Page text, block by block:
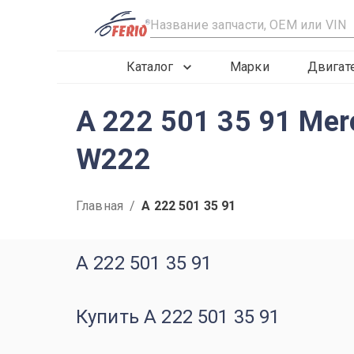
R
Каталог Марки
A 222 501 35 91
W222
Главная / A 222 501 35 91
A 222 501 35 91
Купить A 222 501 35 91